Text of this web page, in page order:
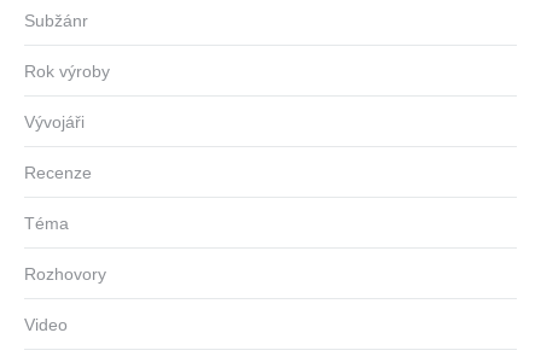
Subžánr
Rok výroby
Vývojáři
Recenze
Téma
Rozhovory
Video